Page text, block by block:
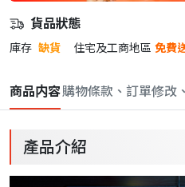
貨品狀態
庫存 缺貨 住宅及工商地區 免費
商品内容購物條款、訂單修改
產品介紹